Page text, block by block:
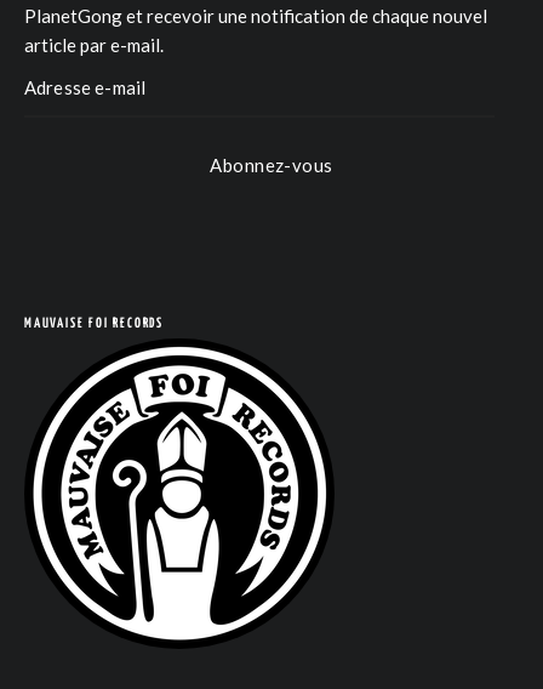
PlanetGong et recevoir une notification de chaque nouvel
article par e-mail.
Abonnez-vous
MAUVAISE FOI RECORDS